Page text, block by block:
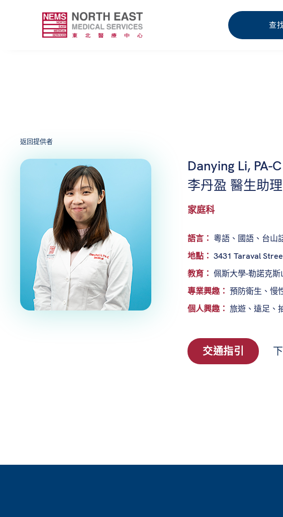
查
返回提供者
Danying Li, PA-C
李丹盈 醫生助理
家庭科
語言： 粵語、國語、台山
地點： 3431 Taraval
教育： 佩斯大學-勒諾克
專業興趣： 預防衛生、慢
個人興趣： 旅遊、遠足、
交通指引